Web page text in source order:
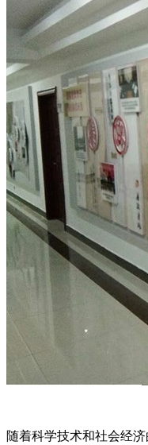
随着科学技术和社会经